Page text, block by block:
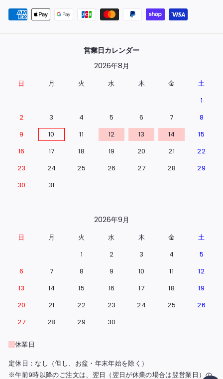
営業日カレンダー
2026年8月
日 月 火 水 木 金
土
1
2
3 4 5 6 7
8
9
10 11 12 13 14
15
16
17 18 19 20 21
22
23
24 25 26 27 28
29
30
31
2026年9月
日 月 火 水 木 金
土
1
2 3 4
5
6
7 8 9 10 11
12
13
14 15 16 17 18
19
20
21 22 23 24 25
26
27
28 29 30
休業日
定休日：なし（但し、お盆・年末年始を除く）
※午前9時以降のご注文は、翌日（翌日が休業の場合は翌営業日）の